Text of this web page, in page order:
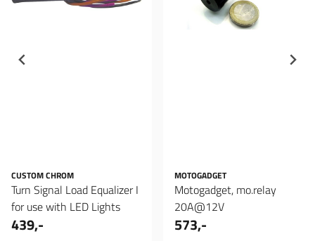
CUSTOM CHROM
Turn Signal Load Equalizer I
for use with LED Lights
439,-
MOTOGADGET
Motogadget, mo.relay
20A@12V
573,-